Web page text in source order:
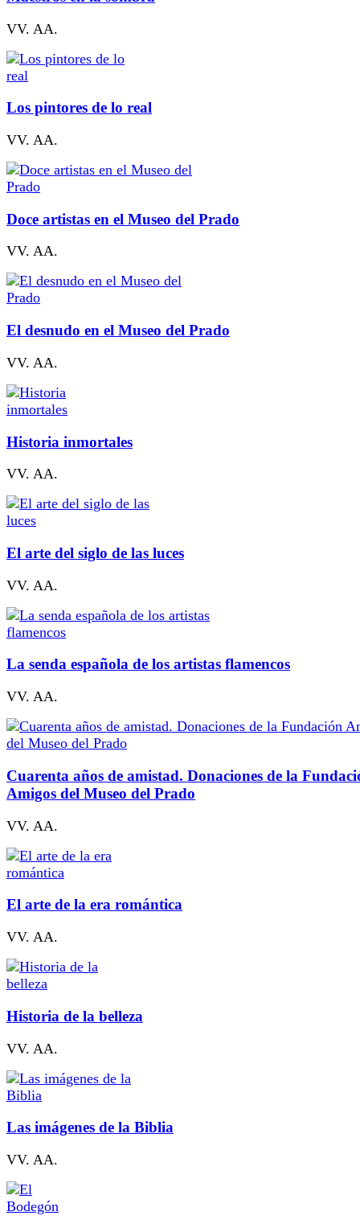
VV. AA.
Los pintores de lo real
VV. AA.
Doce artistas en el Museo del Prado
VV. AA.
El desnudo en el Museo del Prado
VV. AA.
Historia inmortales
VV. AA.
El arte del siglo de las luces
VV. AA.
La senda española de los artistas flamencos
VV. AA.
Cuarenta años de amistad. Donaciones de la
Amigos del Museo del Prado
VV. AA.
El arte de la era romántica
VV. AA.
Historia de la belleza
VV. AA.
Las imágenes de la Biblia
VV. AA.